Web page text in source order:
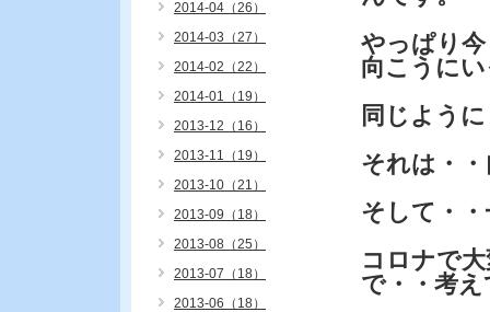
やっぱり
向こうに
同じよう
それは・
そして・
コロナで
で・・考
2014-04（26）
2014-03（27）
2014-02（22）
2014-01（19）
2013-12（16）
2013-11（19）
2013-10（21）
2013-09（18）
2013-08（25）
2013-07（18）
2013-06（18）